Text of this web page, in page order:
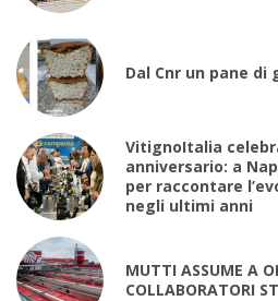
Dal Cnr un pane di
VitignoItalia
anniversario: a
per raccontare
negli ultimi anni
MUTTI ASSUME A
COLLABORATORI